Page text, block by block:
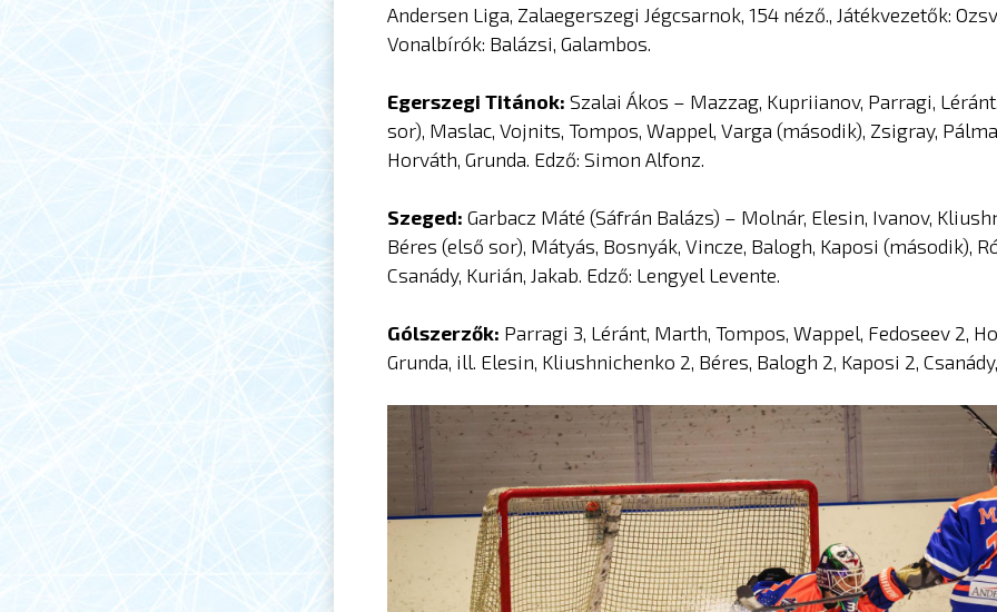
Andersen Liga, Zalaegerszegi Jégcsarnok, 154 néző., Játékvezetők:
Vonalbírók: Balázsi, Galambos.
Egerszegi Titánok: Szalai Ákos – Mazzag, Kupriianov, Parragi,
sor), Maslac, Vojnits, Tompos, Wappel, Varga (második), Zsigray,
Horváth, Grunda. Edző: Simon Alfonz.
Szeged: Garbacz Máté (Sáfrán Balázs) – Molnár, Elesin, Ivanov,
Béres (első sor), Mátyás, Bosnyák, Vincze, Balogh, Kaposi (második),
Csanády, Kurián, Jakab. Edző: Lengyel Levente.
Gólszerzők: Parragi 3, Léránt, Marth, Tompos, Wappel, Fedoseev 2,
Grunda, ill. Elesin, Kliushnichenko 2, Béres, Balogh 2, Kaposi 2,